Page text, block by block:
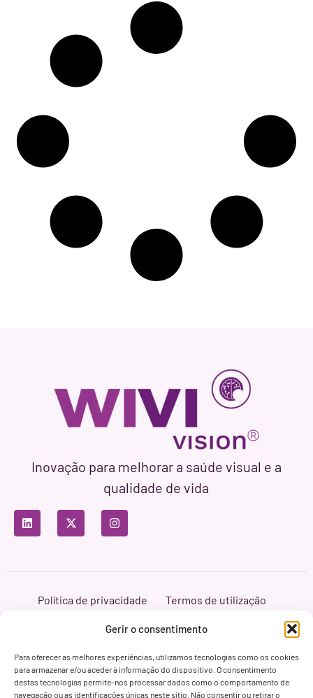
Gerir o consentimento
Para oferecer as melhores experiências, utilizamos tecnologias como os cookies
para armazenar e/ou aceder à informação do dispositivo. O consentimento
destas tecnologias permite-nos processar dados como o comportamento de
navegação ou as identificações únicas neste sítio. Não consentir ou retirar o
Inovação para melhorar a saúde visual e a
qualidade de vida
Política de privacidade
Termos de utilização
Branding & Web ASH Proyectos Creativos